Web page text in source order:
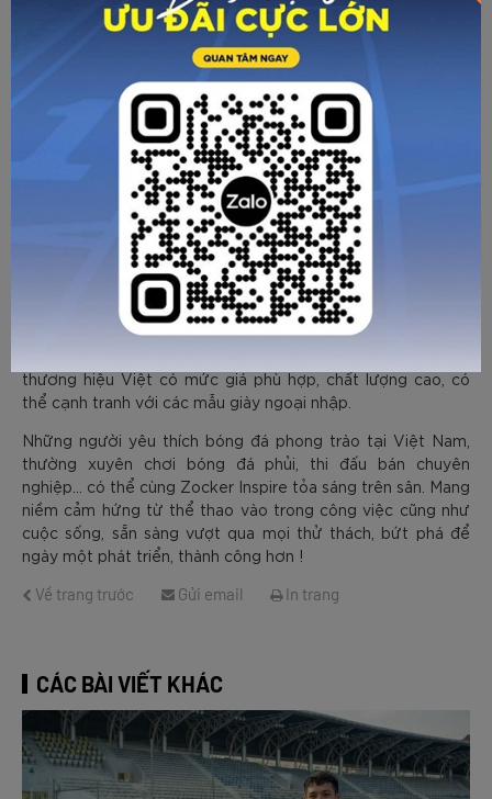
Zocker Inspire cũng được đánh giá cao về ngoại hình, thiết
kế, với 4 phiên bản màu: Trắng, cam, xanh ngọc, xanh
chuối… phù hợp với sở thích. Các phiên bản đều sử dụng
cùng tông màu, từ upper, đế, đế đinh, cho tới lưỡi gà và dây
giày. Điểm nhấn đến từ các chấm tròn nhỏ ở nửa thân trên
và các đường kẻ mảnh đan xen ở nửa thân dưới, tạo nét trẻ
trung năng động.
Ngay từ cách đặt tên Inspire (Truyền cảm hứng) và lựa
chọn gương mặt đại diện (Tiền vệ đội trưởng của đội tuyển
Việt Nam - Đỗ Hùng Dũng, một mẫu cầu thủ đã vượt qua
rất nhiều khó khăn, thử thách để vươn tới thành công) cho
thấy sự nghiêm túc và chỉn chu của đội ngũZocker
thương hiệu Việt có mức giá phù hợp, chất lượng cao, có
thể cạnh tranh với các mẫu giày ngoại nhập.
Những người yêu thích bóng đá phong trào tại Việt Nam,
thường xuyên chơi bóng đá phủi, thi đấu bán chuyên
nghiệp… có thể cùng Zocker Inspire tỏa sáng trên sân. Mang
niềm cảm hứng từ thể thao vào trong công việc cũng như
cuộc sống, sẵn sàng vượt qua mọi thử thách, bứt phá để
ngày một phát triển, thành công hơn !
Về trang trước
Gửi email In trang
CÁC BÀI VIẾT KHÁC